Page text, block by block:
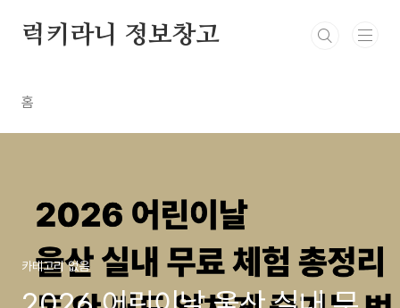
럭키라니 정보창고
홈
카테고리 없음